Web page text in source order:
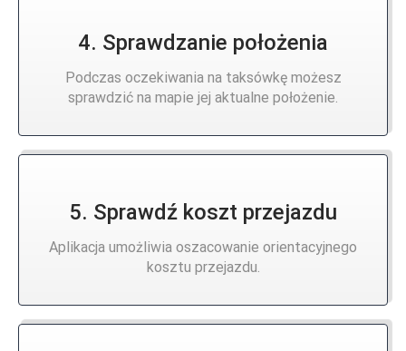
4. Sprawdzanie położenia
Podczas oczekiwania na taksówkę możesz
sprawdzić na mapie jej aktualne położenie.
5. Sprawdź koszt przejazdu
Aplikacja umożliwia oszacowanie orientacyjnego
kosztu przejazdu.